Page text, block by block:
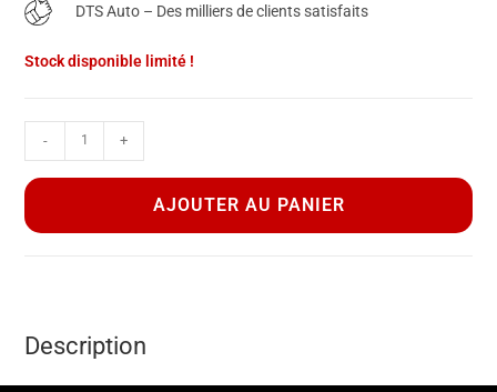
DTS Auto – Des milliers de clients satisfaits
Stock disponible limité !
- +
AJOUTER AU PANIER
Description